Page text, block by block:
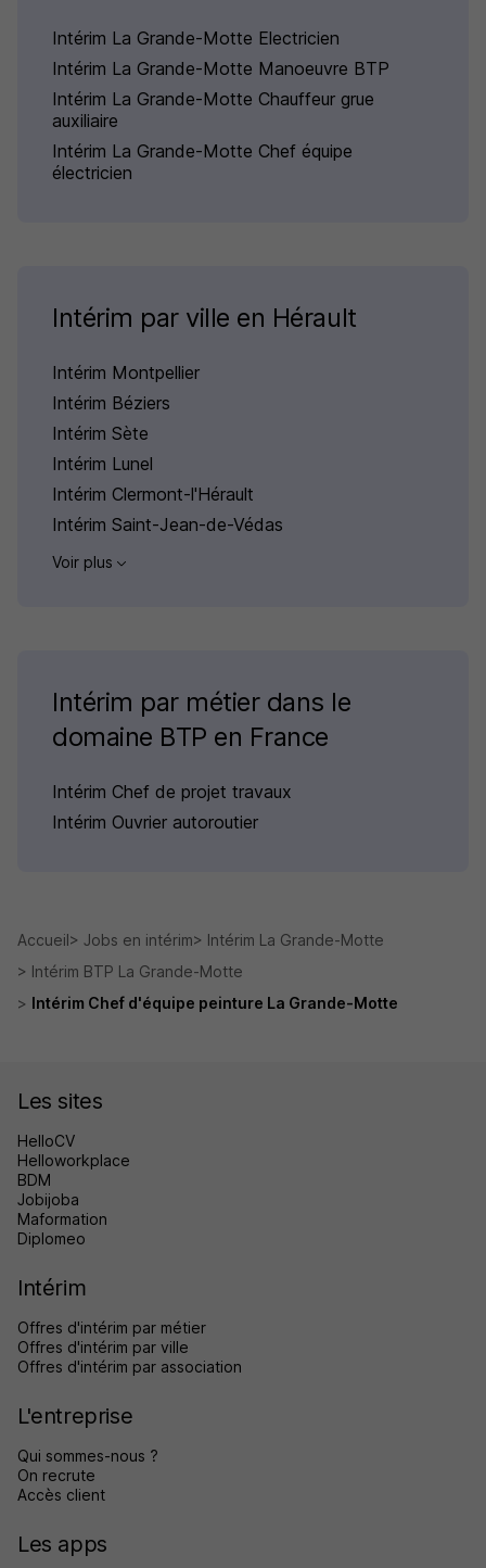
Intérim La Grande-Motte Electricien
Intérim La Grande-Motte Manoeuvre BTP
Intérim La Grande-Motte Chauffeur grue
auxiliaire
Intérim La Grande-Motte Chef équipe
électricien
Intérim par ville en Hérault
Intérim Montpellier
Intérim Béziers
Intérim Sète
Intérim Lunel
Intérim Clermont-l'Hérault
Intérim Saint-Jean-de-Védas
Voir plus
Intérim par métier dans le
domaine BTP en France
Intérim Chef de projet travaux
Intérim Ouvrier autoroutier
Accueil Jobs en intérim
Intérim La Grande-Motte
Intérim BTP La Grande-Motte
Intérim Chef d'équipe peinture La Grande-Motte
Les sites
HelloCV
Helloworkplace
BDM
Jobijoba
Maformation
Diplomeo
Intérim
Offres d'intérim par métier
Offres d'intérim par ville
Offres d'intérim par association
L'entreprise
Qui sommes-nous ?
On recrute
Accès client
Les apps